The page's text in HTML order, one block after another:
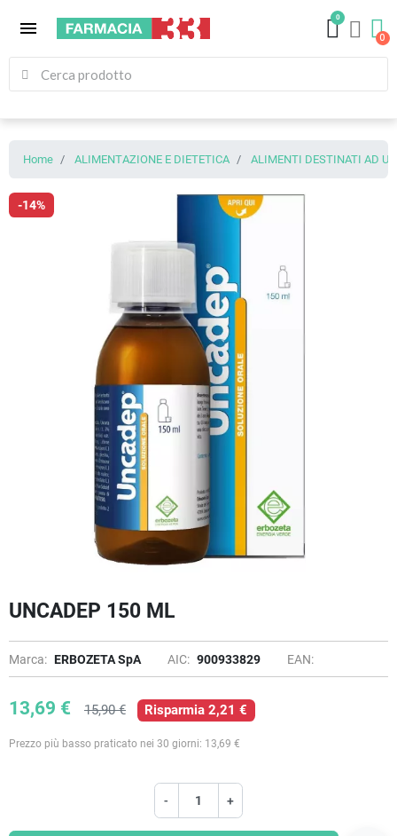
menu
0
Home ALIMENTAZIONE E DIETETICA ALIMENTI DESTINATI AD
-14%
UNCADEP 150 ML
Marca: ERBOZETA SpA AIC: 900933829 EAN:
13,69 € 15,90 € Risparmia 2,21 €
Prezzo più basso praticato nei 30 giorni: 13,69 €
- +